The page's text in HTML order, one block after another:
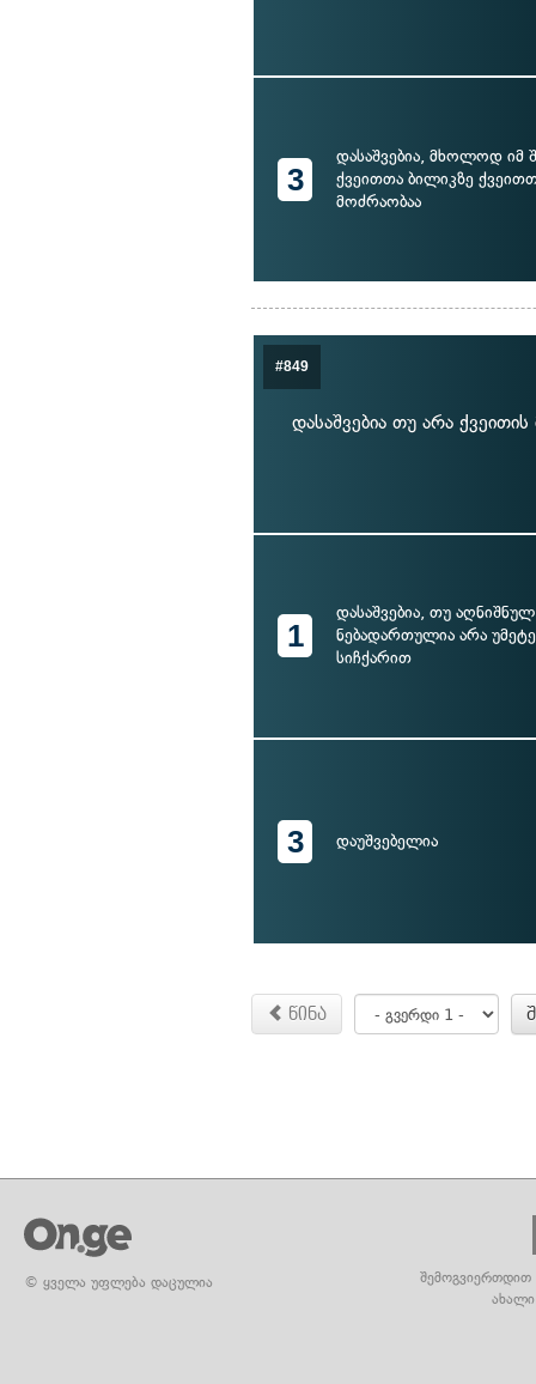
3
დასაშვებია, მხოლოდ იმ
ქვეითთა ბილიკზე
მოძრაობაა
#849
დასაშვებია თუ არა
1
დასაშვებია, თუ
ნებადართულია არა
სიჩქარით
3 დაუშვებელია
წინა
© ყველა უფლება დაცულია
შემოგვიერთდით
ახალი